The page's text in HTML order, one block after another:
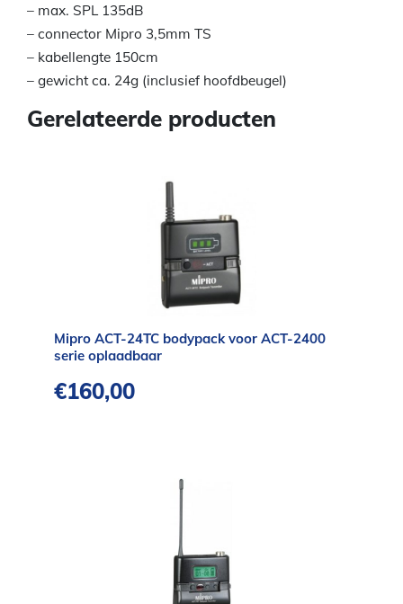
– max. SPL 135dB
– connector Mipro 3,5mm TS
– kabellengte 150cm
– gewicht ca. 24g (inclusief hoofdbeugel)
Gerelateerde producten
Mipro ACT-24TC bodypack voor ACT-2400
serie oplaadbaar
€160,00